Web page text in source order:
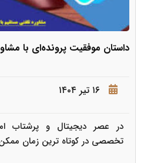
داستان موفقیت پرونده‌ای با مشاوره ۵ دقیقه‌ای
۱۶ تیر ۱۴۰۴
در عصر دیجیتال و پرشتاب
تخصصی در کوتاه ترین زمان